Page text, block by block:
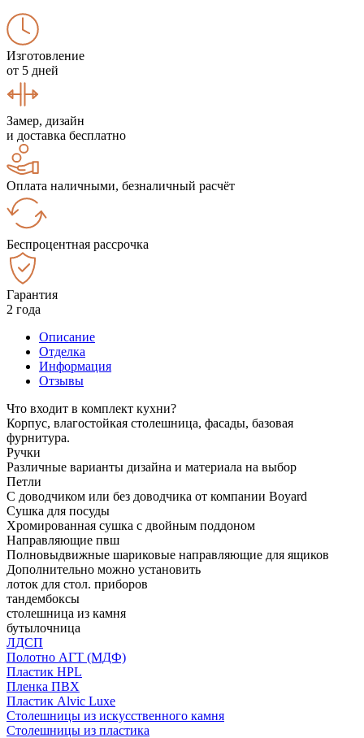
Изготовление
от 5 дней
Замер, дизайн
и доставка бесплатно
Оплата наличными, безналичный расчёт
Беспроцентная рассрочка
Гарантия
2 года
Описание
Отделка
Информация
Отзывы
Что входит в комплект кухни?
Корпус, влагостойкая столешница, фасады, базовая
фурнитура.
Ручки
Различные варианты дизайна и материала на выбор
Петли
С доводчиком или без доводчика от компании Boyard
Сушка для посуды
Хромированная сушка с двойным поддоном
Направляющие пвш
Полновыдвижные шариковые направляющие для ящиков
Дополнительно можно установить
лоток для стол. приборов
тандембоксы
столешница из камня
бутылочница
ЛДСП
Полотно АГТ (МДФ)
Пластик HPL
Пленка ПВХ
Пластик Alvic Luxe
Столешницы из искусственного камня
Столешницы из пластика